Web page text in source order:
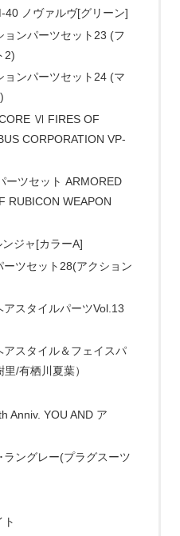
40 ノヴァルヴ[グリーン]
ンパーツセット23 (フ
2)
ンパーツセット24 (マ
Ⅵ FIRES OF
CORPORATION VP-
ーツセット ARMORED
RUBICON WEAPON
ジャ[カラーA]
ツセット28(アクション
スタイルパーツVol.13
スタイル＆フェイスパ
/有栖川夏葉）
Anniv. YOU AND ア
ングレー(プラグスーツ